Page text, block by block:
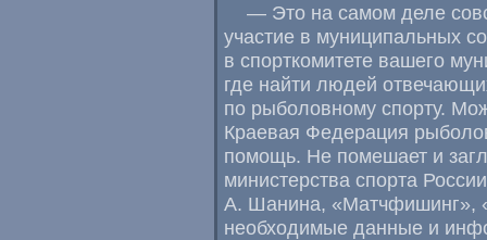
— Это на самом деле
участие в муниципальных
в спорткомитете вашего
где найти людей
по рыболовному спорту.
Краевая Федерация
помощь. Не помешает и
министерства спорта России
А. Шанина, «Матчфишинг»,
необходимые данные и